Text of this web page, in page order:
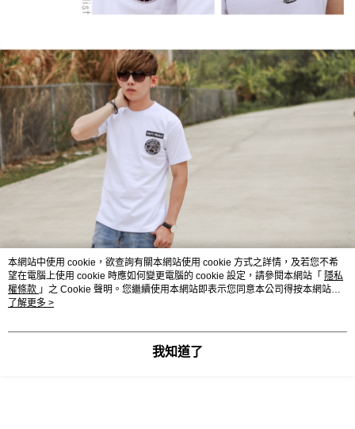
本網站中使用 cookie，欲查詢有關本網站使用 cookie 方式之詳情，及若您不希
望在電腦上使用 cookie 時應如何變更電腦的 cookie 設定，請參閱本網站「 隱私
權條款 」之 Cookie 聲明。您繼續使用本網站即表示您同意本公司得按本網站使
用條款之 Cookie 聲明使用 cookie。
了解更多 >
我知道了